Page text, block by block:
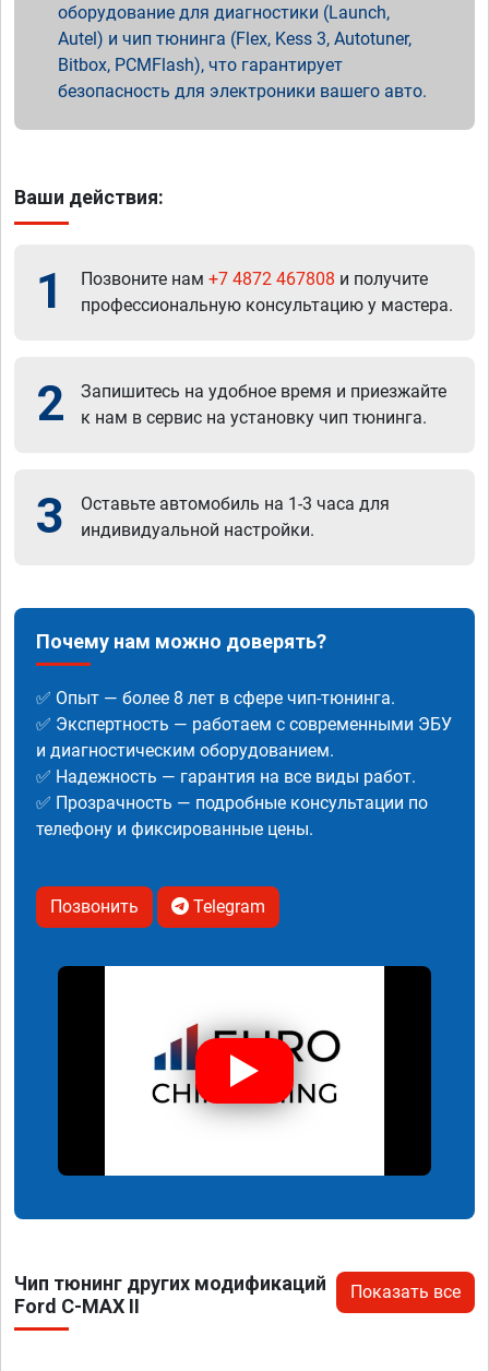
оборудование для диагностики (Launch,
Autel) и чип тюнинга (Flex, Kess 3, Autotuner,
Bitbox, PCMFlash), что гарантирует
безопасность для электроники вашего авто.
Ваши действия:
1 Позвоните нам +7 4872 467808 и получите
профессиональную консультацию у мастера.
2
Запишитесь на удобное время и приезжайте
к нам в сервис на установку чип тюнинга.
3
Оставьте автомобиль на 1-3 часа для
индивидуальной настройки.
Почему нам можно доверять?
✅ Опыт — более 8 лет в сфере чип-тюнинга.
✅ Экспертность — работаем с современными ЭБУ
и диагностическим оборудованием.
✅ Надежность — гарантия на все виды работ.
✅ Прозрачность — подробные консультации по
телефону и фиксированные цены.
Позвонить Telegram
Чип тюнинг других модификаций
Ford C-MAX II
Показать все